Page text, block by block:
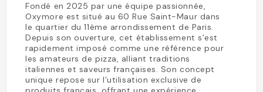
Fondé en 2025 par une équipe passionnée,
Oxymore est situé au 60 Rue Saint-Maur dans
le quartier du 11ème arrondissement de Paris.
Depuis son ouverture, cet établissement s’est
rapidement imposé comme une référence pour
les amateurs de pizza, alliant traditions
italiennes et saveurs françaises. Son concept
unique repose sur l’utilisation exclusive de